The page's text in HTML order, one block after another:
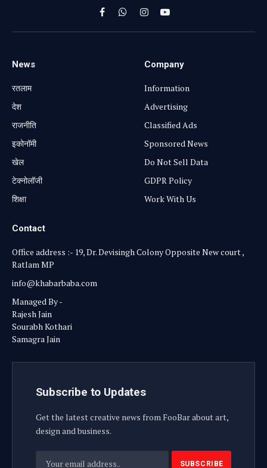
FacebookWhatsApp
InstagramYouTube
News
रतलाम
⁠देश
राजनीति
⁠इकोनॉमी
खेल
टेक्नोलॉजी
शिक्षा
Company
Information
Advertising
Classified Ads
Sponsored News
Do Not Sell Data
GDPR Policy
Work With Us
Contact
Office address :- 19, Dr. Devisingh Colony Opposite New court ,
Ratlam MP
info@khabarbaba.com
Managed By -
Rajesh Jain
Sourabh Kothari
Samagra Jain
Subscribe to Updates
Get the latest creative news from FooBar about art,
design and business.